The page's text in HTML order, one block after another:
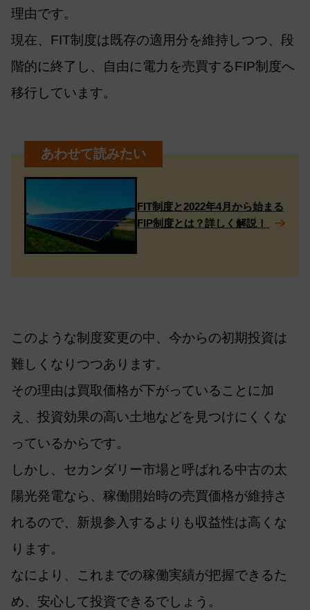
理由です。
現在、FIT制度は既存の適用分を維持しつつ、段
階的に終了し、自由に電力を売買するFIP制度へ
移行しています。
FIT制度と2022年4月から始まる
FIP制度とは？詳しく解説！
このような制度変更の中、今からの初期投資は
難しくなりつつあります。
その理由は買取価格が下がっていることに加
え、投資効果の高い土地などを見つけにくくな
っているからです。
しかし、セカンダリー市場と呼ばれる中古の太
陽光発電なら、稼働開始時の売買価格が維持さ
れるので、新規参入するよりも収益性は高くな
ります。
なにより、これまでの稼働実績が把握できるた
め、安心して投資できるでしょう。